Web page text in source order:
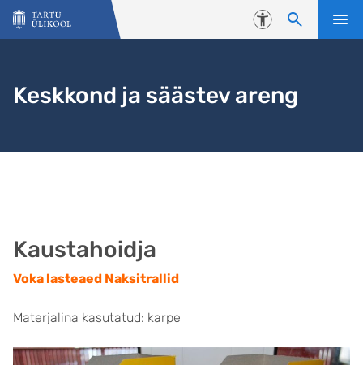
Liigu edasi põhisisu juurde
Juurdepääsetavus
Keskkond ja säästev areng
Kaustahoidja
Voka lasteaed Naksitrallid
Materjalina kasutatud: karpe